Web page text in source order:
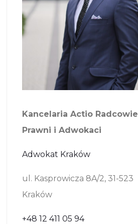
Kancelaria Actio Radcowie
Prawni i Adwokaci
Adwokat Kraków
ul. Kasprowicza 8A/2, 31-523
Kraków
+48 12 411 05 94